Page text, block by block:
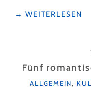
"5
WINTER "
→ WEITERLESEN
Fünf
KATEGORIEN
ALLGEMEIN,